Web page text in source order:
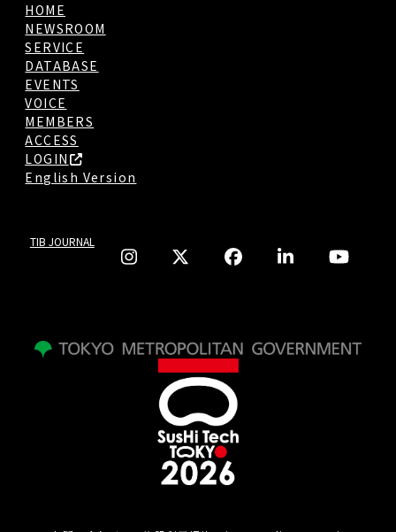
HOME
NEWSROOM
SERVICE
DATABASE
EVENTS
VOICE
MEMBERS
ACCESS
LOGIN
English Version
TIB JOURNAL